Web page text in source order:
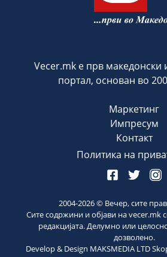
Vecer.mk е прв
портал, основан во
Маркетинг
Импресум
Контакт
Политика на
2004-2026© Вечер, сите
Сите содржини и објави на vecer.mk
редакцијата. Делумно или
дозволено.
Develop & Design MAKSMEDIA LTD